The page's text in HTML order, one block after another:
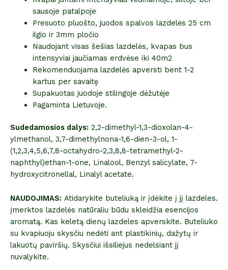
sausoje patalpoje
Presuoto pluošto, juodos spalvos lazdelės 25 cm
ilgio ir 3mm pločio
Naudojant visas šešias lazdelės, kvapas bus
intensyviai jaučiamas erdvėse iki 40m2
Rekomenduojama lazdelės apversti bent 1-2
kartus per savaitę
Supakuotas juodoje stilingoje dėžutėje
Pagaminta Lietuvoje.
Sudedamosios dalys: 2,2-dimethyl-1,3-dioxolan-4-
ylmethanol, 3,7-dimethylnona-1,6-dien-3-ol, 1-
(1,2,3,4,5,6,7,8-octahydro-2,3,8,8-tetramethyl-2-
naphthyl)ethan-1-one, Linalool, Benzyl salicylate, 7-
hydroxycitronellal, Linalyl acetate.
NAUDOJIMAS: Atidarykite buteliuką ir įdėkite į jį lazdeles.
Įmerktos lazdelės natūraliu būdu skleidžia esencijos
aromatą. Kas keletą dienų lazdeles apverskite. Buteliuko
su kvapiuoju skysčiu nedėti ant plastikinių, dažytų ir
lakuotų paviršių. Skysčiui išsiliejus nedelsiant jį
nuvalykite.